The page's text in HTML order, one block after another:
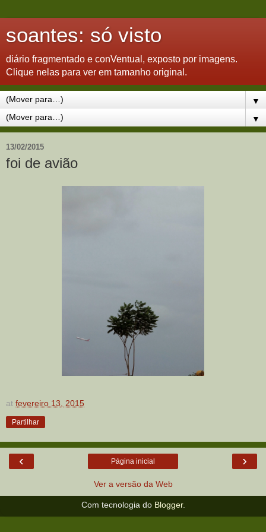
soantes: só visto
diário fragmentado e conVentual, exposto por imagens.
Clique nelas para ver em tamanho original.
▼
▼
13/02/2015
foi de avião
at fevereiro 13, 2015
Partilhar
‹ ›
Página inicial
Ver a versão da Web
Com tecnologia do Blogger.